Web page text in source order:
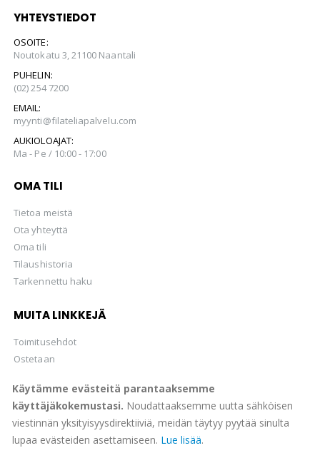
Käytämme evästeitä parantaaksemme
käyttäjäkokemustasi. Noudattaaksemme uutta sähköisen
viestinnän yksityisyysdirektiiviä, meidän täytyy pyytää sinulta
lupaa evästeiden asettamiseen. Lue lisää.
YHTEYSTIEDOT
OSOITE:
Noutokatu 3, 21100 Naantali
PUHELIN:
(02) 254 7200
EMAIL:
myynti@filateliapalvelu.com
AUKIOLOAJAT:
Ma - Pe / 10:00 - 17:00
OMA TILI
Tietoa meistä
Ota yhteyttä
Oma tili
Tilaushistoria
Tarkennettu haku
MUITA LINKKEJÄ
Toimitusehdot
Ostetaan